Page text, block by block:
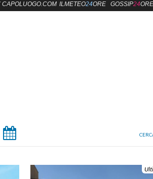
CAPOLUOGO.COM ILMETEO24ORE GOSSIP24ORE